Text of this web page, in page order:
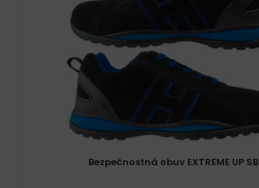
Bezpečnostná obuv EXTREME UP SB